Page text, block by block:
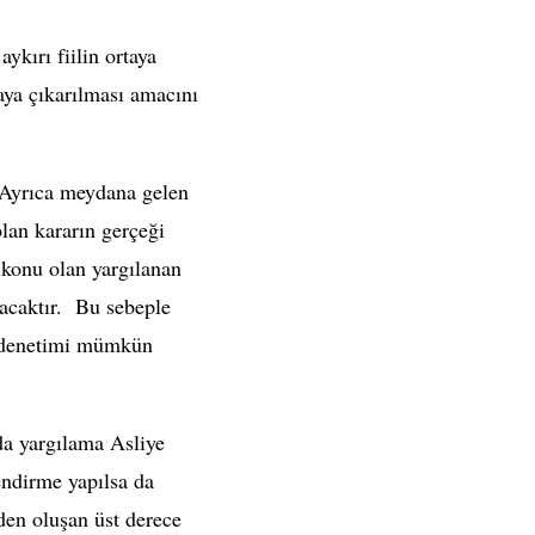
fiilin ortaya
amacını
meydana gelen
kararın gerçeği
olan yargılanan
Bu sebeple
mümkün
yargılama Asliye
yapılsa da
oluşan üst derece